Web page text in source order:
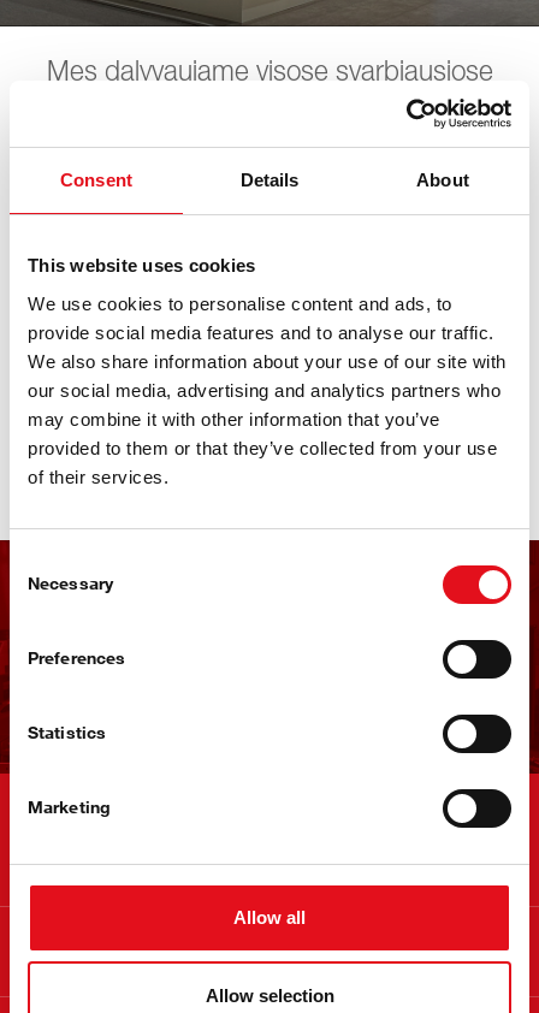
Consent Details About
This website uses cookies
We use cookies to personalise content and ads, to
provide social media features and to analyse our traffic.
We also share information about your use of our site with
our social media, advertising and analytics partners who
may combine it with other information that you’ve
provided to them or that they’ve collected from your use
of their services.
Selection
Necessary
Preferences
Statistics
Marketing
Allow all
Allow selection
Mes dalyvaujame visose svarbiausiose
automobilių parodose. Visas artimiausias
datas galite peržiūrėti sekančiame sąraše.
Mes visada jūsų lauksime.
km/H Heil & Sohn
12. birželio 2026 - 13. birželio 2026 · Hannover · open in
Maps
Gaukite febi naujienlaiškį